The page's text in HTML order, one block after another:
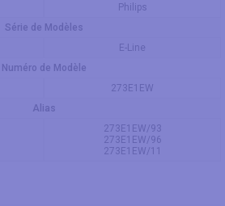
Philips
Série de Modèles
E-Line
Numéro de Modèle
273E1EW
Alias
273E1EW/93
273E1EW/96
273E1EW/11